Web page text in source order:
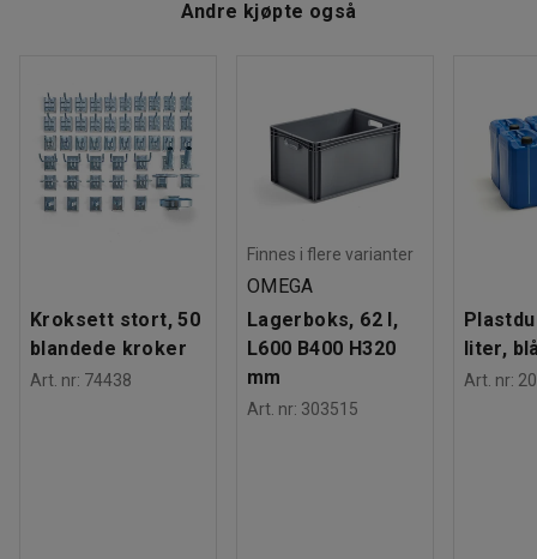
ergonomisk arbeidsstilling.
separat).
Andre kjøpte også
Kroksett stort, 50
blandede kroker
Art. nr: 74438
Finnes i flere varianter
OMEGA
Lagerboks, 62 l,
L600 B400 H320
mm
Art. nr: 303515
liter,
Art. nr: